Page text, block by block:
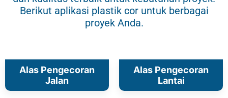
Berikut aplikasi plastik cor untuk berbagai
proyek Anda.
Alas Pengecoran
Jalan
Alas Pengecoran
Lantai